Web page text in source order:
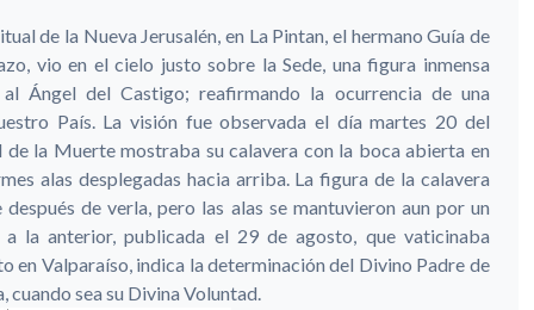
de la Nueva Jerusalén, en La Pintan, el hermano Guía de
vio en el cielo justo sobre la Sede, una figura inmensa
Ángel del Castigo; reafirmando la ocurrencia de una
País. La visión fue observada el día martes 20 del
de la Muerte mostraba su calavera con la boca abierta en
alas desplegadas hacia arriba. La figura de la calavera
de verla, pero las alas se mantuvieron aun por un
la anterior, publicada el 29 de agosto, que vaticinaba
en Valparaíso, indica la determinación del Divino Padre de
cuando sea su Divina Voluntad.